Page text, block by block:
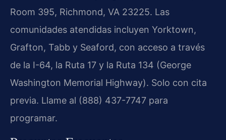
Room 395, Richmond, VA 23225. Las
comunidades atendidas incluyen Yorktown,
Grafton, Tabb y Seaford, con acceso a través
de la I-64, la Ruta 17 y la Ruta 134 (George
Washington Memorial Highway). Solo con cita
previa. Llame al (888) 437-7747 para
programar.